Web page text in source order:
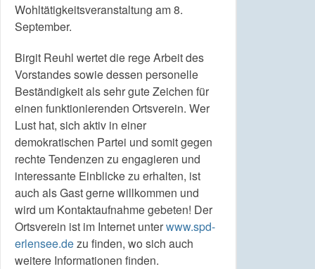
Wohltätigkeitsveranstaltung am 8.
September.
Birgit Reuhl wertet die rege Arbeit des
Vorstandes sowie dessen personelle
Beständigkeit als sehr gute Zeichen für
einen funktionierenden Ortsverein. Wer
Lust hat, sich aktiv in einer
demokratischen Partei und somit gegen
rechte Tendenzen zu engagieren und
interessante Einblicke zu erhalten, ist
auch als Gast gerne willkommen und
wird um Kontaktaufnahme gebeten! Der
Ortsverein ist im Internet unterwww.spd-
erlensee.dezu finden, wo sich auch
weitere Informationen finden.